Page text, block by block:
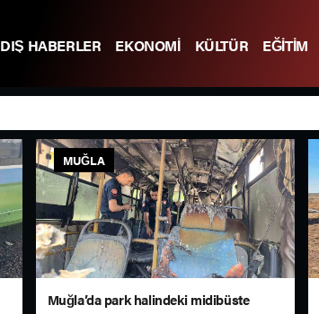
DIŞ HABERLER EKONOMİ KÜLTÜR EĞİTİM
MUĞLA
Muğla’da park halindeki midibüste